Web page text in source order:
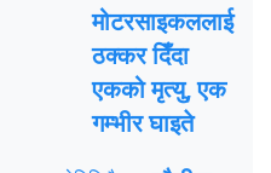
मोटरसाइकललाई
ठक्कर दिँदा
एकको मृत्यु, एक
गम्भीर घाइते